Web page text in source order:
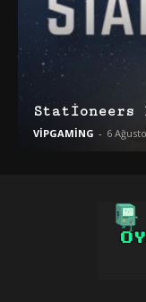
VİPGAMİNG - 6